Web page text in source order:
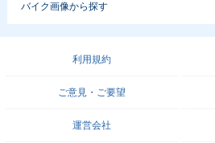
バイク画像から探す
利用規約
ご意見・ご要望
運営会社